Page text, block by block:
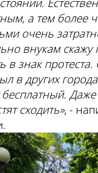
а тем более
очень
внукам скажу
в знак
в других
бесплатный.
сходить», -